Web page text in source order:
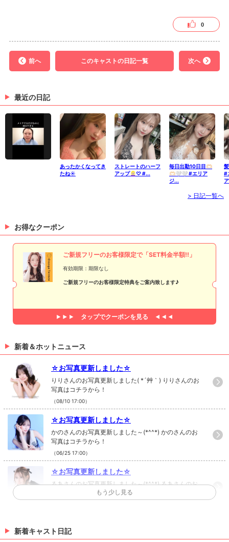
0
前へ このキャストの日記一覧 次へ
最近の日記
あったかくなってき
たね☀️
ストレートのハーフ
アップ👱🏻‍♀️♡ #...
毎日出勤10日目🫶🏻
🫶🏻🤍🤍 #エリア
ジ...
#
> 日記一覧へ
お得なクーポン
ご新規フリーのお客様限定で「SET料金半額!!」
有効期限：期限なし
ご新規フリーのお客様限定特典をご案内致します♪
タップでクーポンを見る
新着＆ホットニュース
☆お写真更新しました☆
りりさんのお写真更新しました( *´艸｀) りりさんのお
写真はコチラから！
（08/10 17:00）
☆お写真更新しました☆
かのさんのお写真更新しました～(*^^*) かのさんのお
写真はコチラから！
（06/25 17:00）
☆お写真更新しました☆
るあさんのお写真更新しました～(*^^*) るあさんのお
写真はコチラから！
えなさんのお写真更新しました～(*´ω｀) えなさんのお
もう少し見る
新着キャスト日記